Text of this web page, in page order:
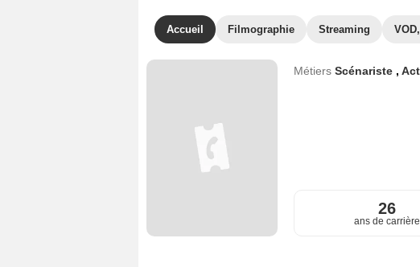
Accueil Filmographie Streaming
Métiers Scénariste ,
26
ans de carrière